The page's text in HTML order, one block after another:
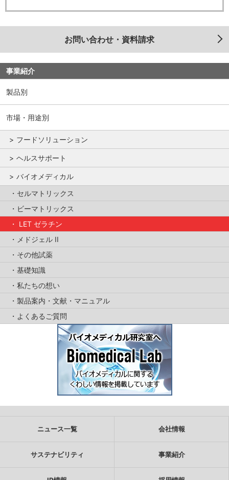
事業紹介
製品別
市場・用途別
フードソリューション
ヘルスサポート
バイオメディカル
セルマトリックス
ビーマトリックス
LET ゼラチン
メドジェル II
その他試薬
基礎知識
私たちの想い
製品案内・文献・マニュアル
よくあるご質問
お問い合わせ・資料請求
ニュース一覧 会社情報
サステナビリティ 事業紹介